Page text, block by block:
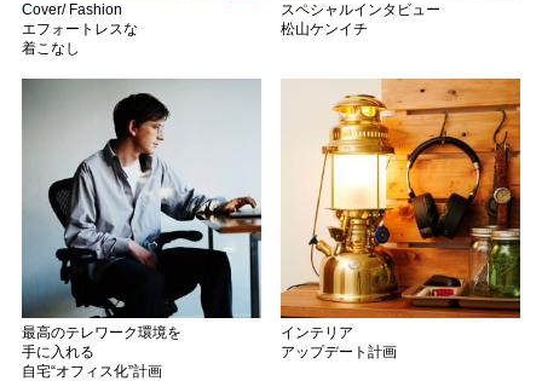
Cover/ Fashion
エフォートレスな
着こなし
スペシャルインタビュー
松山ケンイチ
最高のテレワーク環境を
手に入れる
自宅“オフィス化”計画
インテリア
アップデート計画